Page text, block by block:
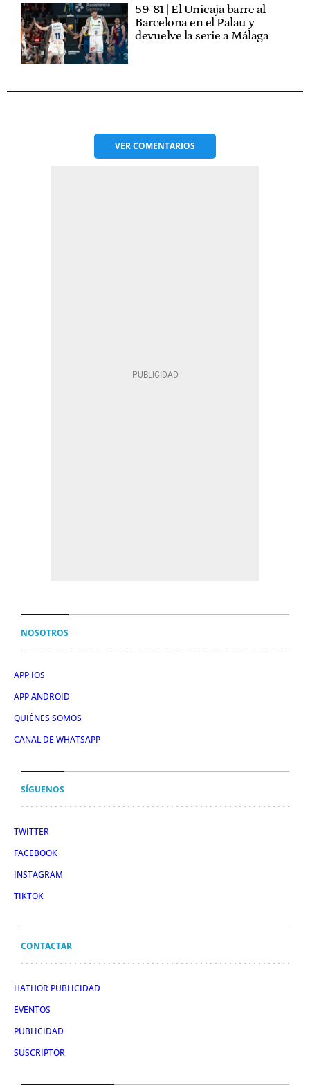
59-81 | El Unicaja barre al
Barcelona en el Palau y
devuelve la serie a Málaga
VERCOMENTARIOS
NOSOTROS
APP IOS
APP ANDROID
QUIÉNES SOMOS
CANAL DE WHATSAPP
SÍGUENOS
TWITTER
FACEBOOK
INSTAGRAM
TIKTOK
CONTACTAR
HATHOR PUBLICIDAD
EVENTOS
PUBLICIDAD
SUSCRIPTOR